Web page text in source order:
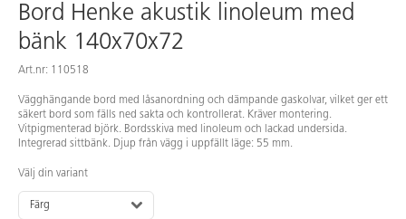
Bord Henke akustik linoleum med
bänk 140x70x72
Art.nr: 110518
Vägghängande bord med låsanordning och dämpande gaskolvar, vilket ger ett
säkert bord som fälls ned sakta och kontrollerat. Kräver montering.
Vitpigmenterad björk. Bordsskiva med linoleum och lackad undersida.
Integrerad sittbänk. Djup från vägg i uppfällt läge: 55 mm.
Välj din variant
Färg